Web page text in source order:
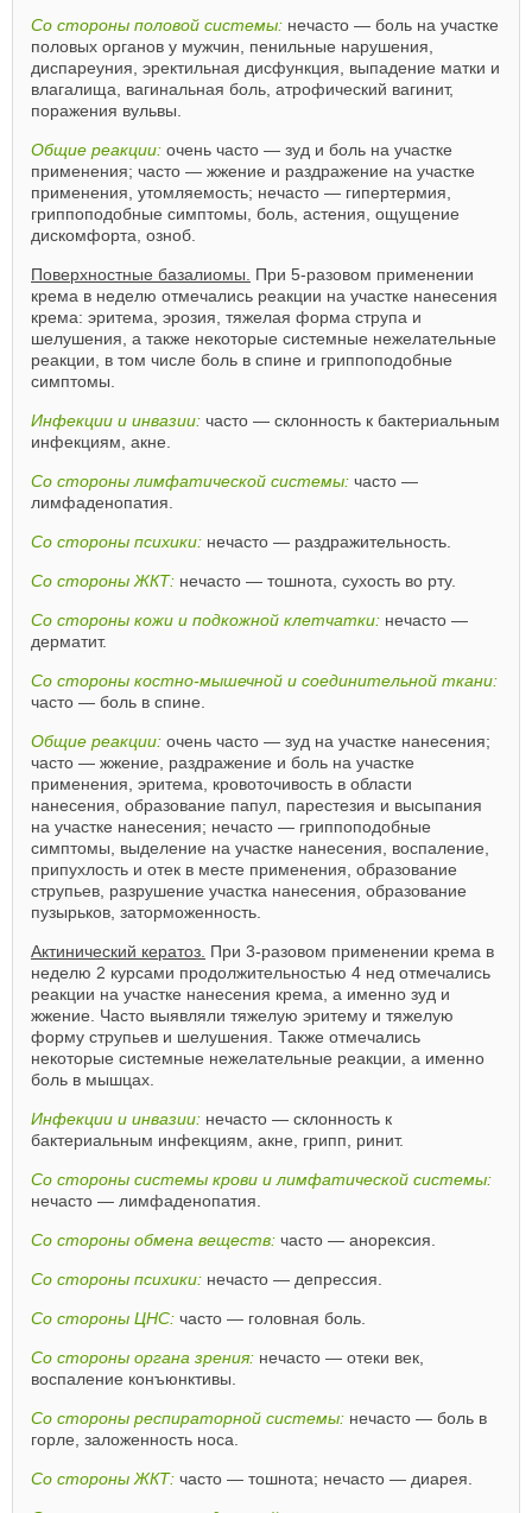
Со стороны половой системы: нечасто — боль на участке
половых органов у мужчин, пенильные нарушения,
диспареуния, эректильная дисфункция, выпадение матки и
влагалища, вагинальная боль, атрофический вагинит,
поражения вульвы.
Общие реакции: очень часто — зуд и боль на участке
применения; часто — жжение и раздражение на участке
применения, утомляемость; нечасто — гипертермия,
гриппоподобные симптомы, боль, астения, ощущение
дискомфорта, озноб.
Поверхностные базалиомы.
При 5-разовом применении
крема в неделю отмечались реакции на участке нанесения
крема: эритема, эрозия, тяжелая форма струпа и
шелушения, а также некоторые системные нежелательные
реакции, в том числе боль в спине и гриппоподобные
симптомы.
Инфекции и инвазии: часто — склонность к бактериальным
инфекциям, акне.
Со стороны лимфатической системы: часто —
лимфаденопатия.
Со стороны психики: нечасто — раздражительность.
Со стороны ЖКТ: нечасто — тошнота, сухость во рту.
Со стороны кожи и подкожной клетчатки: нечасто —
дерматит.
Со стороны костно-мышечной и соединительной ткани:
часто — боль в спине.
Общие реакции: очень часто — зуд на участке нанесения;
часто — жжение, раздражение и боль на участке
применения, эритема, кровоточивость в области
нанесения, образование папул, парестезия и высыпания
на участке нанесения; нечасто — гриппоподобные
симптомы, выделение на участке нанесения, воспаление,
припухлость и отек в месте применения, образование
струпьев, разрушение участка нанесения, образование
пузырьков, заторможенность.
Актинический кератоз. При 3-разовом применении крема в
неделю 2 курсами продолжительностью 4 нед отмечались
реакции на участке нанесения крема, а именно зуд и
жжение. Часто выявляли тяжелую эритему и тяжелую
форму струпьев и шелушения. Также отмечались
некоторые системные нежелательные реакции, а именно
боль в мышцах.
Инфекции и инвазии: нечасто — склонность к
бактериальным инфекциям, акне, грипп, ринит.
Со стороны системы крови и лимфатической системы:
нечасто — лимфаденопатия.
Со стороны обмена веществ: часто — анорексия.
Со стороны психики: нечасто — депрессия.
Со стороны ЦНС: часто — головная боль.
Со стороны органа зрения: нечасто — отеки век,
воспаление конъюнктивы.
Со стороны респираторной системы: нечасто — боль в
горле, заложенность носа.
Со стороны ЖКТ: часто — тошнота; нечасто — диарея.